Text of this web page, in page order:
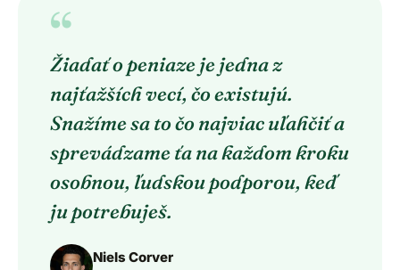
“
Žiadať o peniaze je jedna z
najťažších vecí, čo existujú.
Snažíme sa to čo najviac uľahčiť a
sprevádzame ťa na každom kroku
osobnou, ľudskou podporou, keď
ju potrebuješ.
Niels Corver